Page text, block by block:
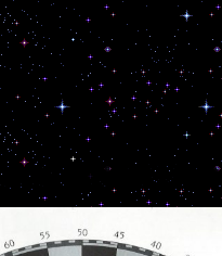
Cours Radiesthésie